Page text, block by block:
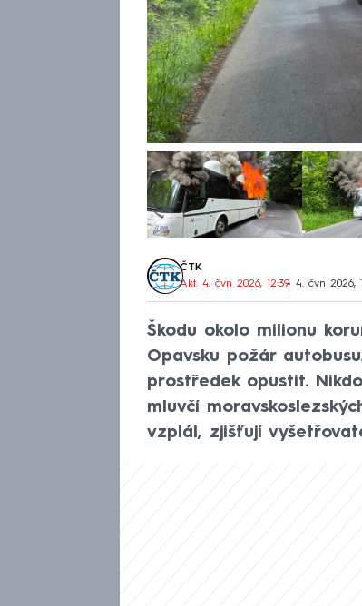
ČTK
Akt. 4. čvn 2026, 12:39• 4. čvn 2026,
Škodu okolo milionu
Opavsku požár
prostředek opustit.
mluvčí
vzplál, zjišťují